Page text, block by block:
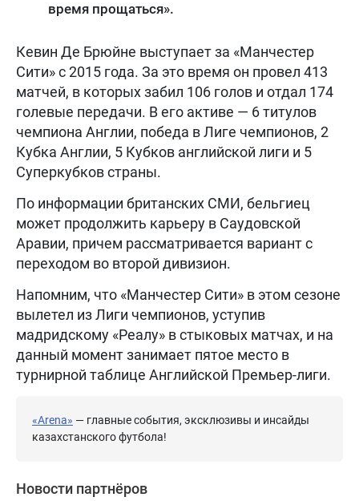
время прощаться».
Кевин Де Брюйне выступает за «Манчестер
Сити» с 2015 года. За это время он провел 413
матчей, в которых забил 106 голов и отдал 174
голевые передачи. В его активе — 6 титулов
чемпиона Англии, победа в Лиге чемпионов, 2
Кубка Англии, 5 Кубков английской лиги и 5
Суперкубков страны.
По информации британских СМИ, бельгиец
может продолжить карьеру в Саудовской
Аравии, причем рассматривается вариант с
переходом во второй дивизион.
Напомним, что «Манчестер Сити» в этом сезоне
вылетел из Лиги чемпионов, уступив
мадридскому «Реалу» в стыковых матчах, и на
данный момент занимает пятое место в
турнирной таблице Английской Премьер-лиги.
«Arena» — главные события, эксклюзивы и инсайды
казахстанского футбола!